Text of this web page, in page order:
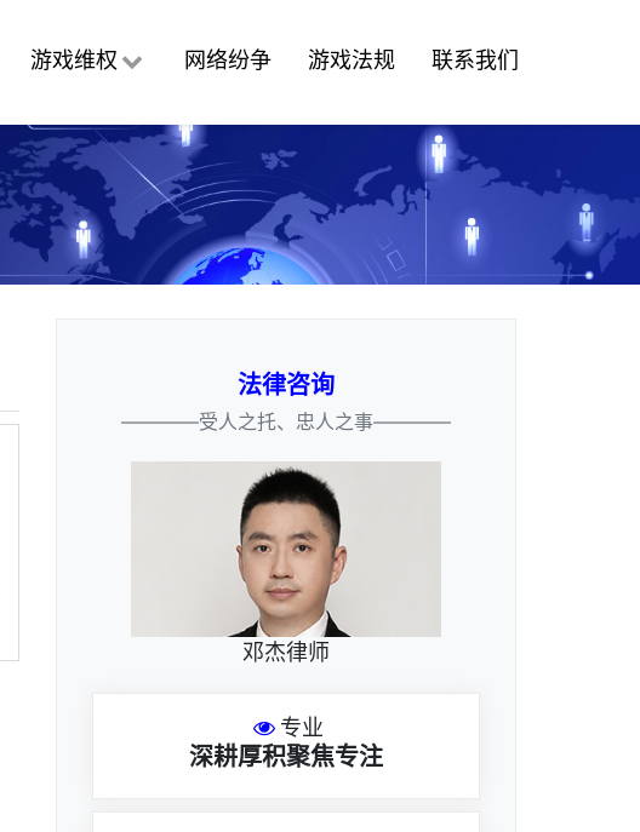
游戏维权 网络纷争 游戏法规 联系我们
法律咨询
————受人之托、忠人之事————
邓杰律师
专业
深耕厚积聚焦专注